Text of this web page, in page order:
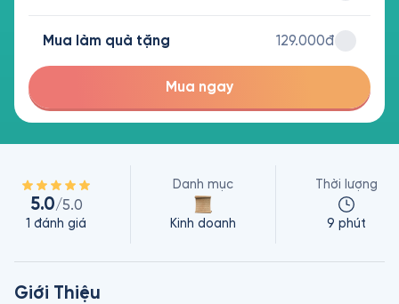
Mua làm quà tặng 129.000đ
Mua ngay
5.0/5.0
1 đánh giá
Danh mục
Kinh doanh
Thời lượng
9 phút
Giới Thiệu